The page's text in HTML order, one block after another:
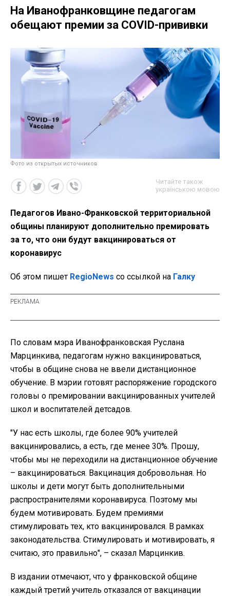
На Иванофранковщине педагогам
обещают премии за COVID-прививки
Фото из открытых источников
Читайте також
українською мовою
Педагогов Ивано-Франковской территориальной
общины планируют дополнительно премировать
за то, что они будут вакцинироваться от
коронавирус
Об этом пишет RegioNews со ссылкой на Галку
По словам мэра Иванофранковская Руслана
Марцинкива, педагогам нужно вакцинироваться,
чтобы в общине снова не ввели дистанционное
обучение. В мэрии готовят распоряжение городского
головы о премировании вакцинированных учителей
школ и воспитателей детсадов.
"У нас есть школы, где более 90% учителей
вакцинировались, а есть, где менее 30%. Прошу,
чтобы мы не переходили на дистанционное обучение
– вакцинироваться. Вакцинация добровольная. Но
школы и дети могут быть дополнительными
распространителями коронавируса. Поэтому мы
будем мотивировать. Будем премиями
стимулировать тех, кто вакцинировался. В рамках
законодательства. Стимулировать и мотивировать, я
считаю, это правильно", – сказал Марцинкив.
В издании отмечают, что у франковской общине
каждый третий учитель отказался от вакцинации